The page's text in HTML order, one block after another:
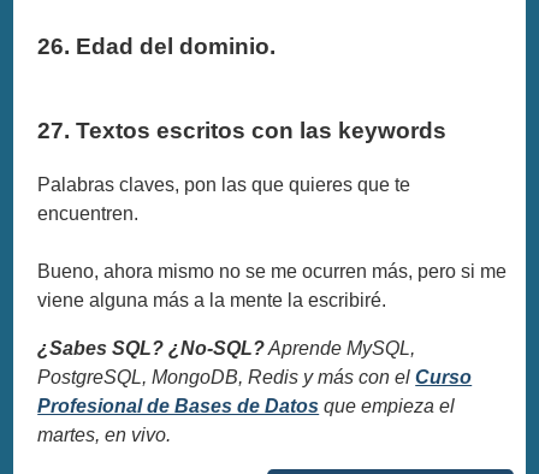
26. Edad del dominio.
27. Textos escritos con las keywords
Palabras claves, pon las que quieres que te
encuentren.
Bueno, ahora mismo no se me ocurren más, pero si me
viene alguna más a la mente la escribiré.
¿Sabes SQL? ¿No-SQL?Aprende MySQL,
PostgreSQL, MongoDB, Redis y más con elCurso
Profesional de Bases de Datos que empieza el
martes, en vivo.